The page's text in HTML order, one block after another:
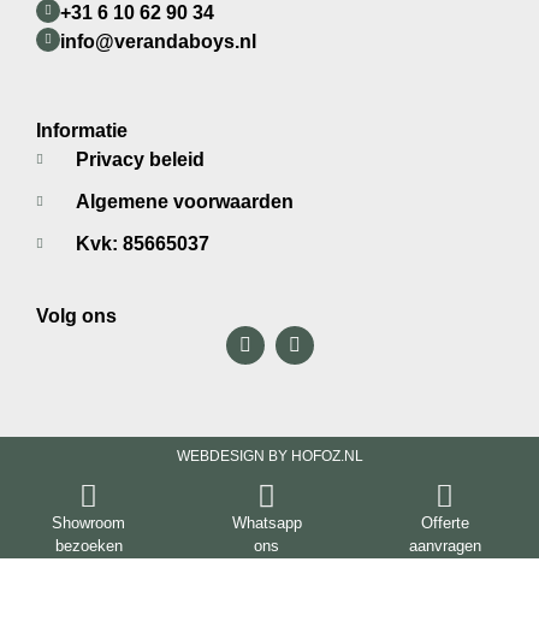
+31 6 10 62 90 34
info@verandaboys.nl
Informatie
Privacy beleid
Algemene voorwaarden
Kvk: 85665037
Volg ons
WEBDESIGN BY HOFOZ.NL
Showroom
bezoeken
Whatsapp
ons
Offerte
aanvragen